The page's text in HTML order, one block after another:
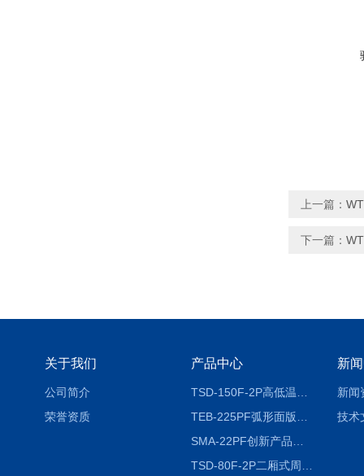
上一篇：
下一篇：
关于我们
公司简介
荣誉资质
产品中心 新
新闻
技术